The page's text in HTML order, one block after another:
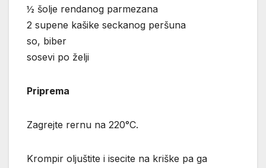
½ šolje rendanog parmezana
2 supene kašike seckanog peršuna
so, biber
sosevi po želji
Priprema
Zagrejte rernu na 220°C.
Krompir oljuštite i isecite na kriške pa ga